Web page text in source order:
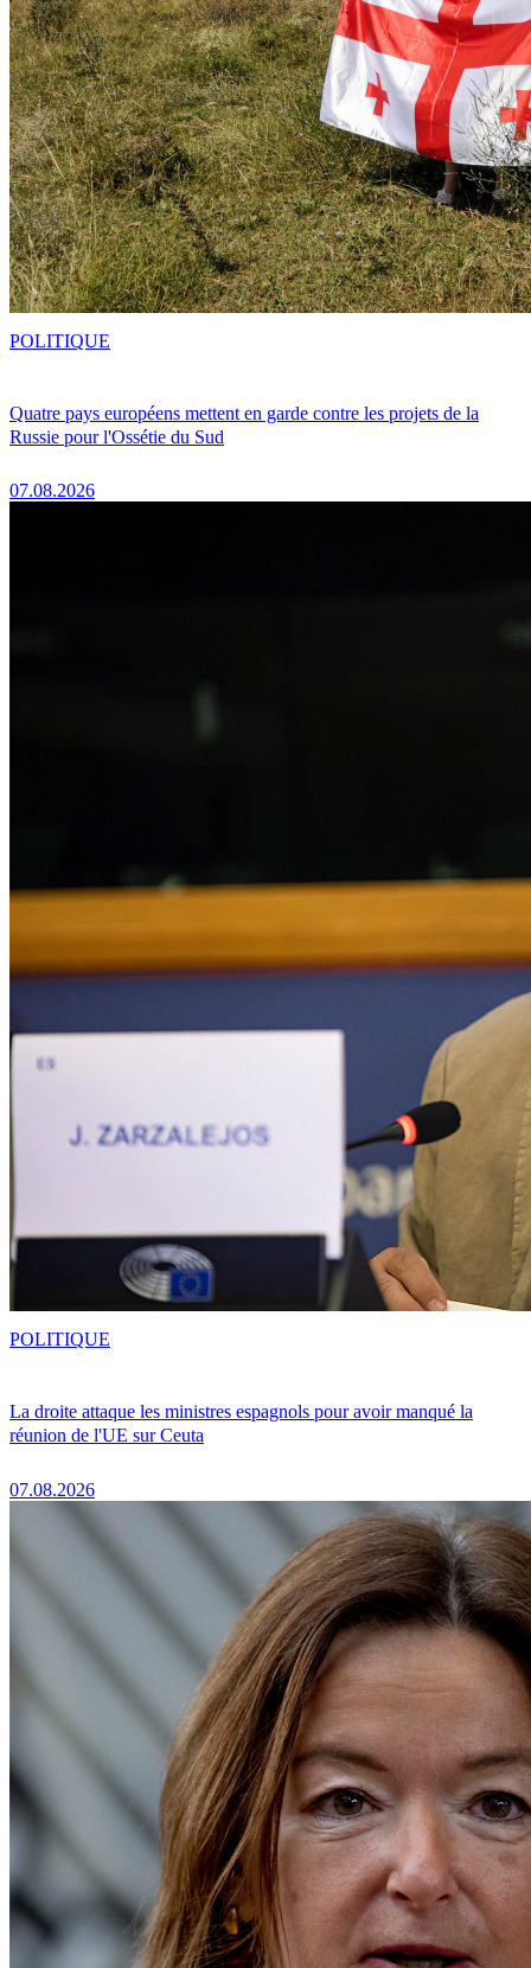
Quatre pays européens mettent en garde contre les projets de la
Russie pour l'Ossétie du Sud
07.08.2026
POLITIQUE
La droite attaque les ministres espagnols pour avoir manqué la
réunion de l'UE sur Ceuta
07.08.2026
POLITIQUE